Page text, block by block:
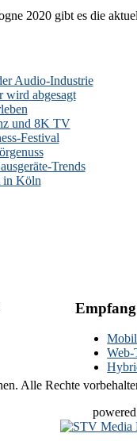
2020 gibt es die
Audio-Industrie
wird abgesagt
und 8K TV
Festival
Trends
in Köln
Alle Rechte